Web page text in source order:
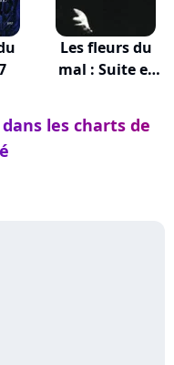
Les fleurs du
mal : Suite et
les charts de